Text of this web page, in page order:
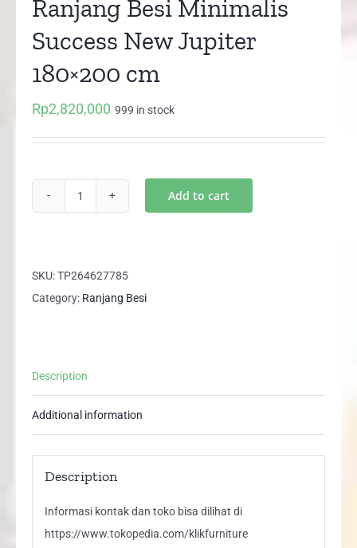
Ranjang Besi Minimalis
Success New Jupiter
180×200 cm
Rp2,820,000 999 in stock
Success
New
quantity
Add to cart
SKU:TP264627785
Category: Ranjang Besi
Description
Additional information
Description
Informasi kontak dan toko bisa dilihat di
https://www.tokopedia.com/klikfurniture